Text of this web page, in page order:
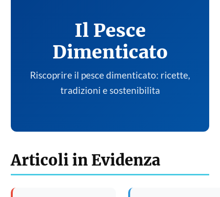
Il Pesce
Dimenticato
Riscoprire il pesce dimenticato: ricette,
tradizioni e sostenibilita
Articoli in Evidenza